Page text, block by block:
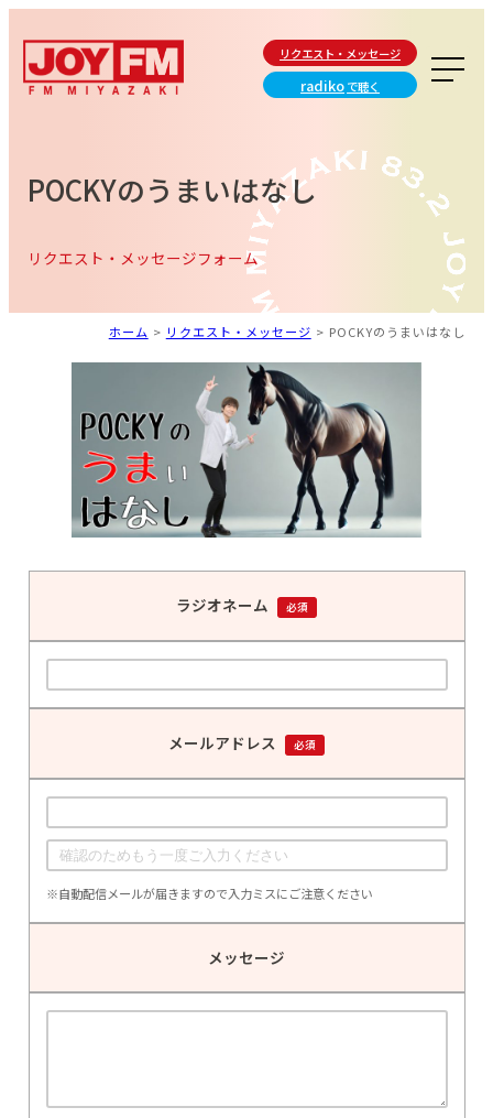
リクエスト・メッセージ
radiko で聴く
POCKYのうまいはなし
リクエスト・メッセージフォーム
ホーム > リクエスト・メッセージ > POCKYのうまいはなし
ラジオネーム 必須
メールアドレス 必須
※自動配信メールが届きますので入力ミスにご注意ください
メッセージ